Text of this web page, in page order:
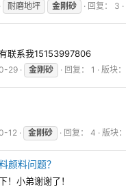
耐磨地坪 金刚砂 回复： 3
联系我15153997806
29 金刚砂 回复： 1 版块：
12 金刚砂 回复： 4 版块：
颜料问题？
！小弟谢谢了！